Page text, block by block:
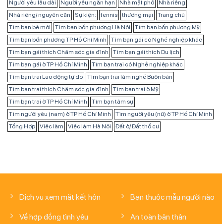
Người yêu lâu dài
Người yêu ngắn hạn Nhà mặt phố
Nhà riêng
Nhà riêng/ nguyên căn
Sự kiện: tennis thương mại
Trang chủ
Tìm bạn bè mới
Tìm bạn bốn phương Hà Nội
Tìm bạn bốn phương Mỹ
Tìm bạn bốn phương TP Hồ Chí Minh
Tìm bạn gái có Nghề nghiệp khác
Tìm bạn gái thích Chăm sóc gia đình
Tìm bạn gái thích Du lịch
Tìm bạn gái ở TP Hồ Chí Minh
Tìm bạn trai có Nghề nghiệp khác
Tìm bạn trai Lao động tự do
Tìm bạn trai làm nghề Buôn bán
Tìm bạn trai thích Chăm sóc gia đình
Tìm bạn trai ở Mỹ
Tìm bạn trai ở TP Hồ Chí Minh
Tìm bạn tâm sự
Tìm người yêu (nam) ở TP Hồ Chí Minh
Tìm người yêu (nữ) ở TP Hồ Chí Minh
Tổng Hợp
Việc làm Việc làm Hà Nội Đất ở/ Đất thổ cư
Dịch vụ xem mặt kết hôn
Về hợp đồng tình yêu
Bạn thuộc mẫu người nào
An toàn bản thân